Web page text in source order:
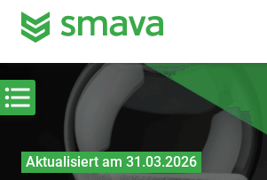
Aktualisiert am 31.03.2026